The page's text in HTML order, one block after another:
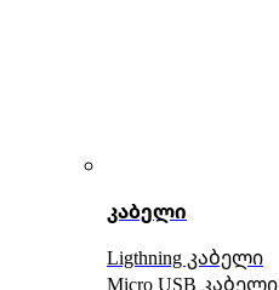
კაბელი
Ligthning კაბელი
Micro USB კაბელი